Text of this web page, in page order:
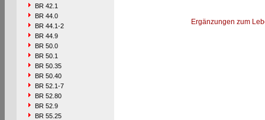
BR 42.1
BR 44.0
BR 44.1-2
BR 44.9
BR 50.0
BR 50.1
BR 50.35
BR 50.40
BR 52.1-7
BR 52.80
BR 52.9
BR 55.25
Ergänzungen zum